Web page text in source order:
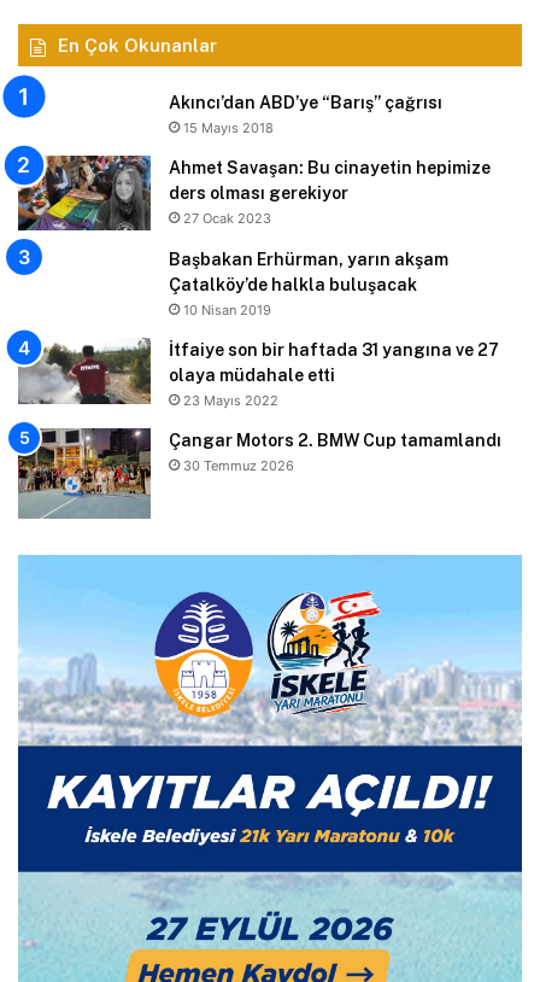
En Çok Okunanlar
Akıncı’dan ABD’ye “Barış” çağrısı
15 Mayıs 2018
Ahmet Savaşan: Bu cinayetin hepimize
ders olması gerekiyor
27 Ocak 2023
Başbakan Erhürman, yarın akşam
Çatalköy’de halkla buluşacak
10 Nisan 2019
İtfaiye son bir haftada 31 yangına ve 27
olaya müdahale etti
23 Mayıs 2022
Çangar Motors 2. BMW Cup tamamlandı
30 Temmuz 2026